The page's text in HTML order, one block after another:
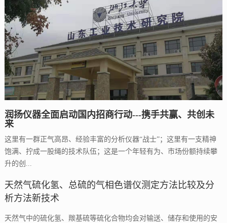
润扬仪器全面启动国内招商行动---携手共赢、共创未
来
这里有一群正气高昂、经验丰富的分析仪器“战士”；这里有一支精神
饱满、拧成一股绳的技术队伍；这是一个年轻有为、市场份额持续攀
升的创...
天然气硫化氢、总硫的气相色谱仪测定方法比较及分
析方法新技术
天然气中的硫化氢、羰基硫等硫化合物均会对输送、储存和使用的安